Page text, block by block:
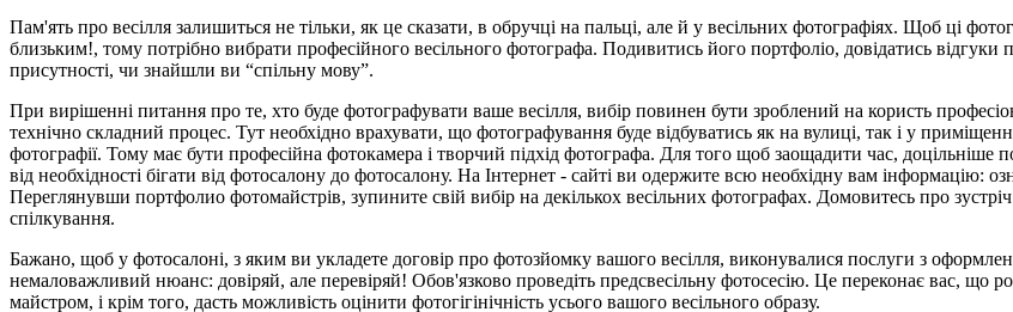
Пам'ять про весілля залишиться не тільки, як це сказати, в обручці на пальці, але й у весільних фотографіях. Щоб ці
близьким!, тому потрібно вибрати професійного весільного фотографа. Подивитись його портфоліо, довідатись
присутності, чи знайшли ви “спільну мову”.
При вирішенні питання про те, хто буде фотографувати ваше весілля, вибір повинен бути зроблений на користь
технічно складний процес. Тут необхідно врахувати, що фотографування буде відбуватись як на вулиці, так і у
фотографії. Тому має бути професійна фотокамера і творчий підхід фотографа. Для того щоб заощадити час, доцільніше
від необхідності бігати від фотосалону до фотосалону. На Інтернет - сайті ви одержите всю необхідну вам інформацію:
Переглянувши портфолио фотомайстрів, зупините свій вибір на декількох весільних фотографах. Домовитесь про
спілкування.
Бажано, щоб у фотосалоні, з яким ви укладете договір про фотозйомку вашого весілля, виконувалися послуги з
немаловажливий нюанс: довіряй, але перевіряй! Обов'язково проведіть предсвесільну фотосесію. Це переконає вас, що
майстром, і крім того, дасть можливість оцінити фотогігінічність усього вашого весільного образу.